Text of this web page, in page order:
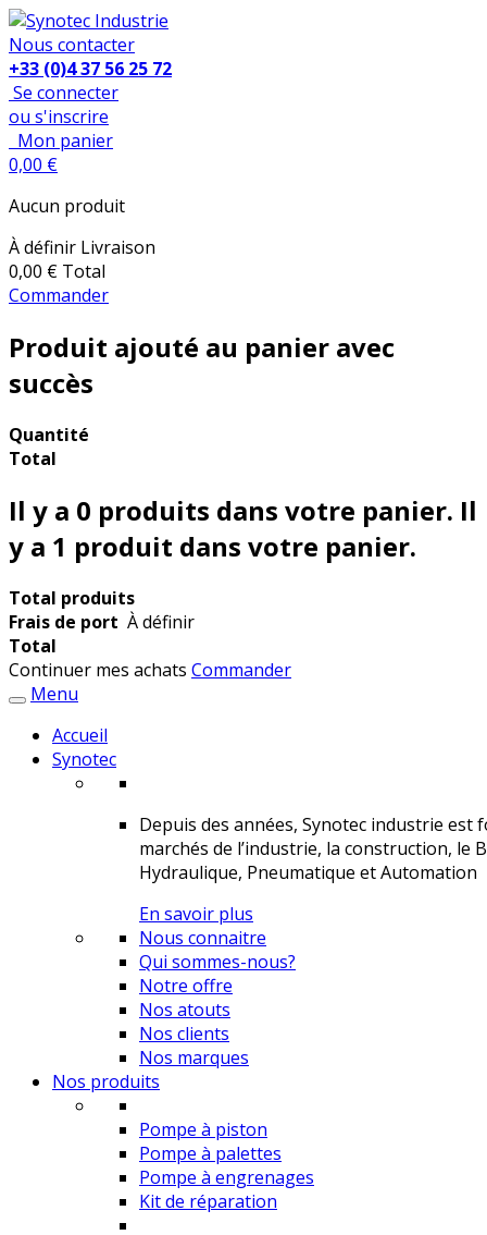
Nous contacter
+33 (0)4 37 56 25 72
Se connecter
ou s'inscrire
Mon panier
0,00 €
Aucun produit
À définir Livraison
0,00 € Total
Commander
Produit ajouté au panier avec
succès
Quantité
Total
Il y a 0 produits dans votre panier. Il
y a 1 produit dans votre panier.
Total produits
Frais de port À définir
Total
Continuer mes achats Commander
Menu
Accueil
Synotec
Depuis des années, Synotec industrie
marchés de l’industrie, la construction, le
Hydraulique, Pneumatique et Automation
En savoir plus
Nous connaitre
Qui sommes-nous?
Notre offre
Nos atouts
Nos clients
Nos marques
Nos produits
Pompe à piston
Pompe à palettes
Pompe à engrenages
Kit de réparation